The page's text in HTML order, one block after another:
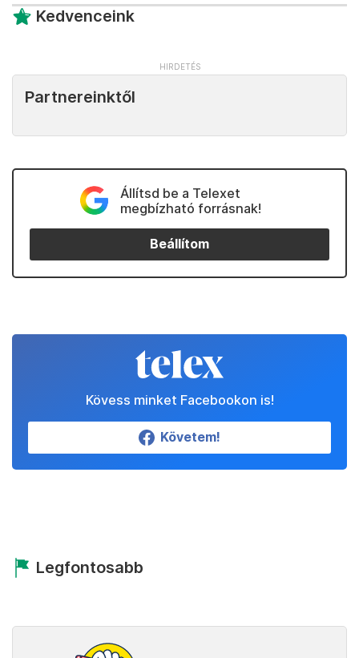
Kedvenceink
Partnereinktől
Állítsd be a Telexet
megbízható forrásnak!
Beállítom
Kövess minket Facebookon is!
Követem!
Legfontosabb